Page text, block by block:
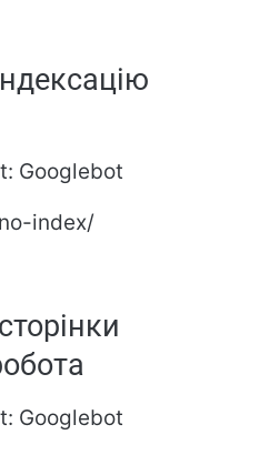
Googlebot
index/
Googlebot